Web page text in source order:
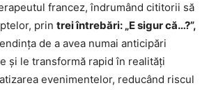
francez, îndrumând cititorii să
prin trei întrebări: „E sigur că…?”,
de a avea numai anticipări
și le transformă rapid în realități
evenimentelor, reducând riscul